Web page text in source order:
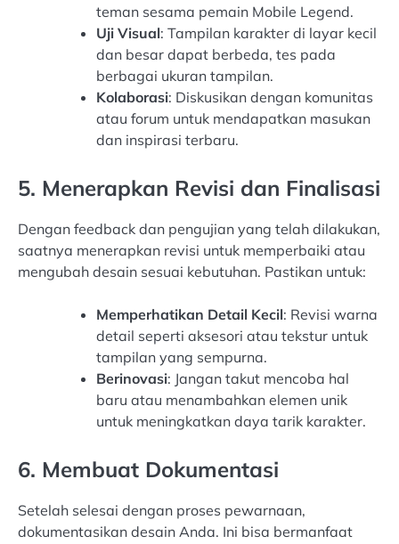
teman sesama pemain Mobile Legend.
Uji Visual: Tampilan karakter di layar kecil
dan besar dapat berbeda, tes pada
berbagai ukuran tampilan.
Kolaborasi: Diskusikan dengan komunitas
atau forum untuk mendapatkan masukan
dan inspirasi terbaru.
5. Menerapkan Revisi dan Finalisasi
Dengan feedback dan pengujian yang telah dilakukan,
saatnya menerapkan revisi untuk memperbaiki atau
mengubah desain sesuai kebutuhan. Pastikan untuk:
Memperhatikan Detail Kecil: Revisi warna
detail seperti aksesori atau tekstur untuk
tampilan yang sempurna.
Berinovasi: Jangan takut mencoba hal
baru atau menambahkan elemen unik
untuk meningkatkan daya tarik karakter.
6. Membuat Dokumentasi
Setelah selesai dengan proses pewarnaan,
dokumentasikan desain Anda. Ini bisa bermanfaat